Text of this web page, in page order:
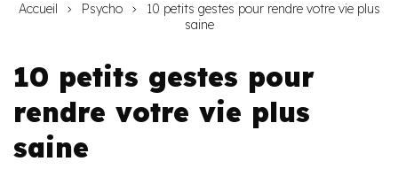
Accueil Psycho
10 petits gestes pour rendre votre vie plus
saine
10 petits gestes pour
rendre votre vie plus
saine